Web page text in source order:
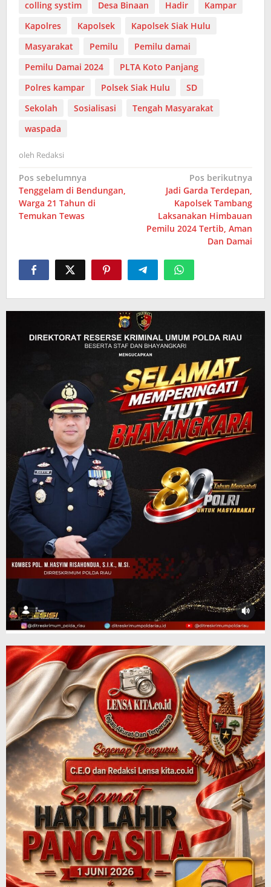
colling systim Desa Binaan Hadir
Kampar
Kapolres
Kapolsek
Kapolsek Siak Hulu
Masyarakat
Pemilu
Pemilu damai
Pemilu Damai 2024
PLTA Koto Panjang
Polres kampar
Polsek Siak Hulu
SD
Sekolah
Sosialisasi
Tengah Masyarakat
waspada
oleh Redaksi
Navigasi
pos
Pos sebelumnya
Tenggelam di Bendungan,
Warga 21 Tahun di
Temukan Tewas
Pos berikutnya
Jadi Garda Terdepan,
Kapolsek Tambang
Laksanakan Himbauan
Pemilu 2024 Tertib, Aman
Dan Damai